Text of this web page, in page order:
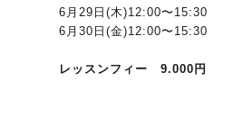
6 月 29 日 (木)12:00〜 15:30
6 月 30 日 (金)12:00〜 15:30
レッスンフィー 9.000 円